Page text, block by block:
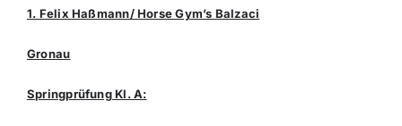
1. Felix Haßmann/ Horse Gym’s Balzaci
Gronau
Springprüfung Kl. A: